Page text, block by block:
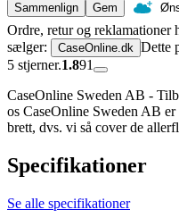
Sammenlign
Gem
Ordre, retur og reklamationer
sælger:
CaseOnline.dk Dette
5 stjerner.1.891
CaseOnline Sweden AB -
os CaseOnline Sweden AB
brett, dvs. vi så cover de
Specifikationer
Se alle specifikationer